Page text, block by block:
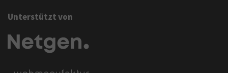
Unterstützt von